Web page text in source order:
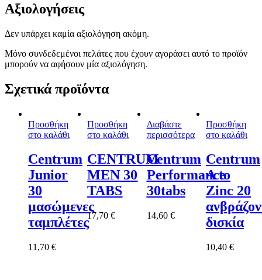
Αξιολογήσεις
Δεν υπάρχει καμία αξιολόγηση ακόμη.
Μόνο συνδεδεμένοι πελάτες που έχουν αγοράσει αυτό το προϊόν
μπορούν να αφήσουν μία αξιολόγηση.
Σχετικά προϊόντα
Προσθήκη
στο καλάθι
Centrum
Junior
30
μασώμενες
ταμπλέτες
11,70 €
Προσθήκη
στο καλάθι
CENTRUM
MEN 30
TABS
17,70€
Διαβάστε
περισσότερα
Centrum
Performance
30tabs
14,60 €
Προσθήκη
στο καλάθι
Centrum
A to
Zinc 20
δισκία
10,40 €